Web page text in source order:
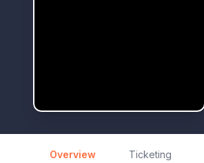
Overview Ticketing